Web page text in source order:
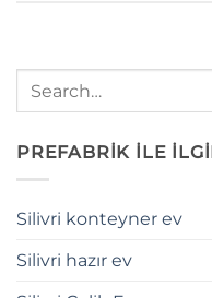
PREFABRİK İLE
Silivri konteyner ev
Silivri hazır ev